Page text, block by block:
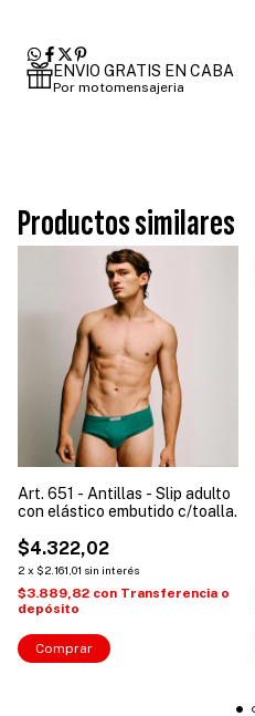
ENVIO GRATIS EN CABA
Por motomensajeria
Productos similares
Art. 651 - Antillas - Slip adulto
con elástico embutido c/toalla.
$4.322,02
2 x $2.161,01 sin interés
$3.889,82 con Transferencia o
depósito
Comprar